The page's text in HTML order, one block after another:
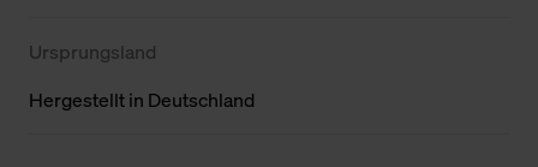
Ursprungsland
Hergestellt in Deutschland